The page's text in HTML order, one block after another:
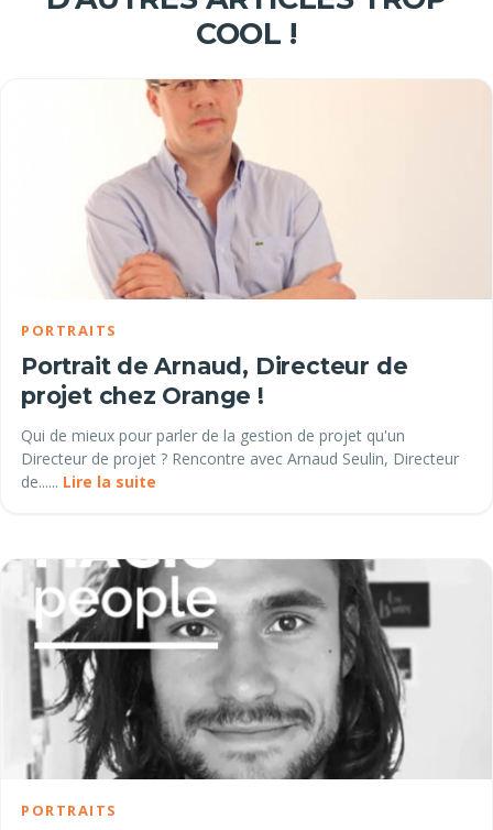
COOL !
PORTRAITS
Portrait de Arnaud, Directeur de
projet chez Orange !
Qui de mieux pour parler de la gestion de projet qu'un
Directeur de projet ? Rencontre avec Arnaud Seulin, Directeur
de...... Lire la suite
PORTRAITS